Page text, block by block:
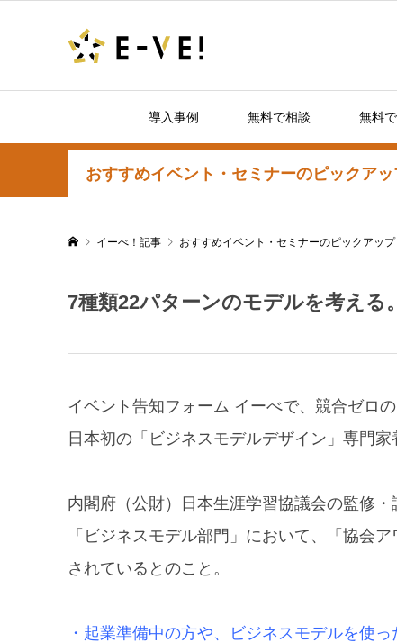
導入事例 無料で相談 無料
おすすめイベント・セミナーのピックアッ
イーべ！記事 おすすめイベント・セミナーのピックアップ
7種類22パターンのモデルを考え
イベント告知フォーム イーべで、競合ゼロ
日本初の「ビジネスモデルデザイン」専門家
内閣府（公財）日本生涯学習協議会の監修・
「ビジネスモデル部門」において、「協会
されているとのこと。
・起業準備中の方や、ビジネスモデルを使